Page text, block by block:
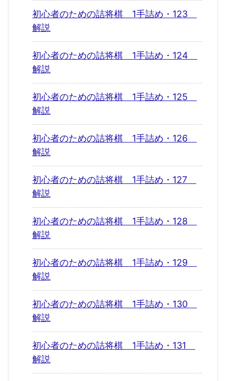
初心者のための詰将棋 1手詰め・123
解説
初心者のための詰将棋 1手詰め・124
解説
初心者のための詰将棋 1手詰め・125
解説
初心者のための詰将棋 1手詰め・126
解説
初心者のための詰将棋 1手詰め・127
解説
初心者のための詰将棋 1手詰め・128
解説
初心者のための詰将棋 1手詰め・129
解説
初心者のための詰将棋 1手詰め・130
解説
初心者のための詰将棋 1手詰め・131
解説